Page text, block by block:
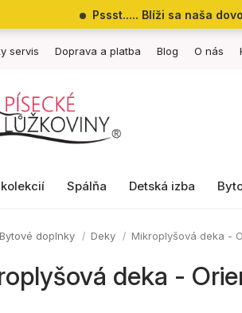
Pssst..... Blíži sa naša
servis Doprava a platba Blog O nás
Spálňa Detská izba
Bytové doplnky Deky Mikroplyšová deka -
deka -